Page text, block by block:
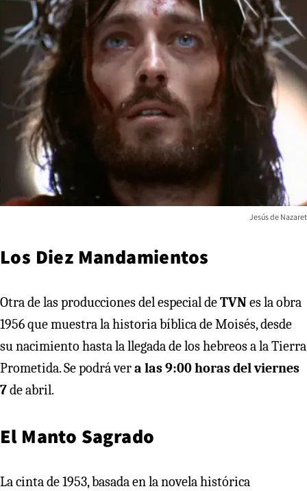
Jesús de Nazaret
Los Diez Mandamientos
Otra de las producciones del especial deTVNes la obra
1956 que muestra la historia bíblica de Moisés, desde
su nacimiento hasta la llegada de los hebreos a la Tierra
Prometida. Se podrá vera las 9:00 horas del viernes
7de abril.
El Manto Sagrado
La cinta de 1953, basada en la novela histórica